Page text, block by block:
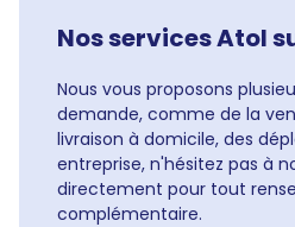
Nos services Atol
Nous vous proposons
demande, comme de la
livraison à domicile, des
entreprise, n'hésitez pas à
directement pour tout
complémentaire.